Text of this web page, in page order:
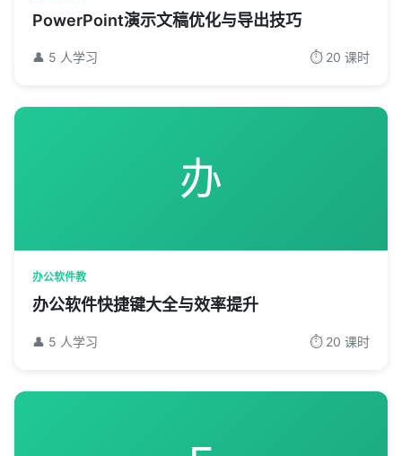
PowerPoint演示文稿优化与导出技巧
👤 5 人学习 ⏱️ 20 课时
办
办公软件教
办公软件快捷键大全与效率提升
👤 5 人学习 ⏱️ 20 课时